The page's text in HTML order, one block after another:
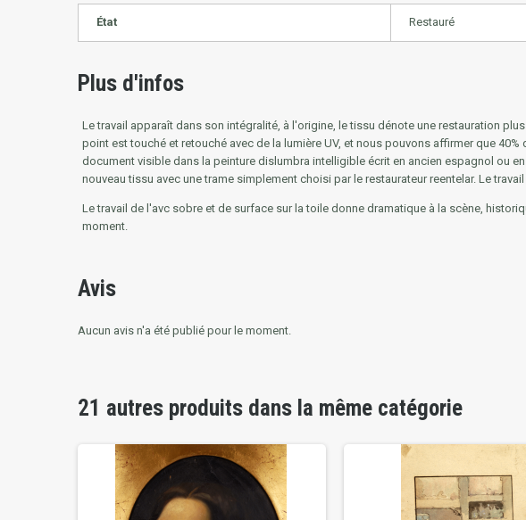
État Restauré
Plus d'infos
Le travail apparaît dans son intégralité, à l'origine, le tissu dénote une restauration
point est touché et retouché avec de la lumière UV, et nous pouvons affirmer que
document visible dans la peinture dislumbra intelligible écrit en ancien espagnol ou
nouveau tissu avec une trame simplement choisi par le restaurateur reentelar. Le
Le travail de l'avc sobre et de surface sur la toile donne dramatique à la scène,
moment.
Avis
Aucun avis n'a été publié pour le moment.
21 autres produits dans la même catégorie